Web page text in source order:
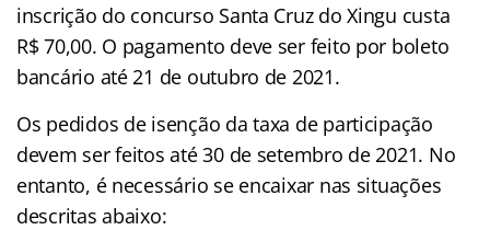
inscrição do concurso Santa Cruz do Xingu custa
R$ 70,00. O pagamento deve ser feito por boleto
bancário até 21 de outubro de 2021.
Os pedidos de isenção da taxa de participação
devem ser feitos até 30 de setembro de 2021. No
entanto, é necessário se encaixar nas situações
descritas abaixo: